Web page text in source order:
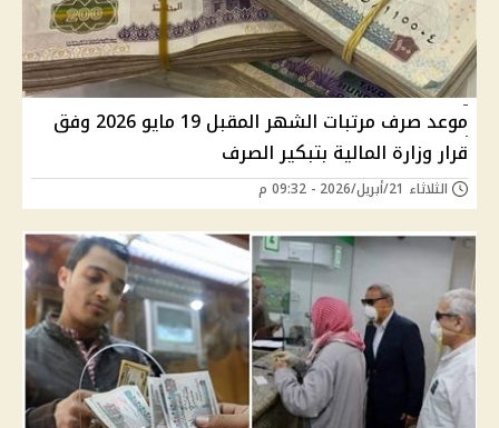
موعد صرف مرتبات الشهر المقبل 19 مايو 2026 وفق
قرار وزارة المالية بتبكير الصرف
الثلاثاء 21/أبريل/2026 - 09:32 م